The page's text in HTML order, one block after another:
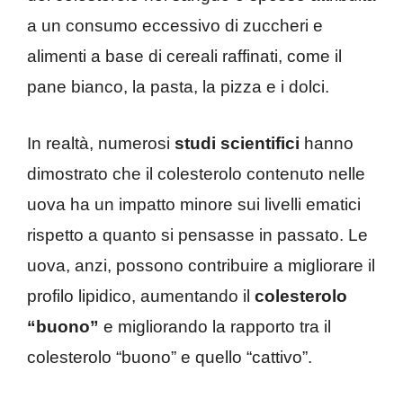
a un consumo eccessivo di zuccheri e
alimenti a base di cereali raffinati, come il
pane bianco, la pasta, la pizza e i dolci.
In realtà, numerosi studi scientifici hanno
dimostrato che il colesterolo contenuto nelle
uova ha un impatto minore sui livelli ematici
rispetto a quanto si pensasse in passato. Le
uova, anzi, possono contribuire a migliorare il
profilo lipidico, aumentando il colesterolo
“buono” e migliorando la rapporto tra il
colesterolo “buono” e quello “cattivo”.